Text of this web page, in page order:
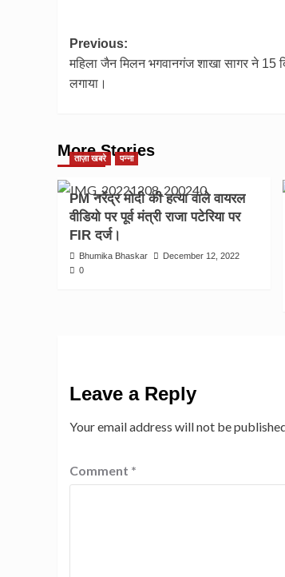
Post
navigation
Previous:
महिला जैन मिलन भगवानगंज शाखा सागर ने 15
लगाया।
More Stories
ताज़ा खबरे पन्ना
PM नरेंद्र मोदी की हत्या वाले वायरल
वीडियो पर पूर्व मंत्री राजा पटेरिया पर
FIR दर्ज।
Bhumika Bhaskar
December 12, 2022
0
Leave a Reply
Your email address will not be
Comment *